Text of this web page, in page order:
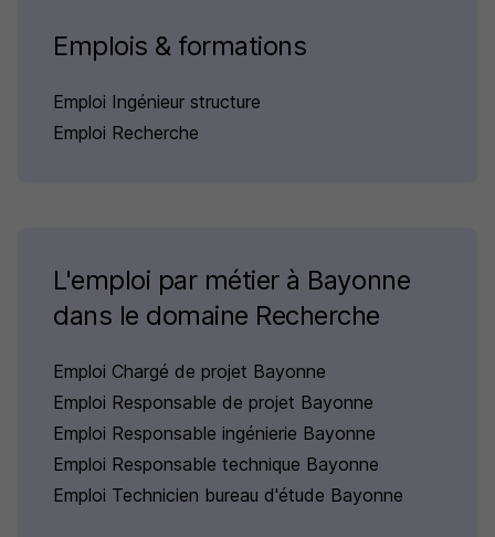
Emplois & formations
Emploi Ingénieur structure
Emploi Recherche
L'emploi par métier à Bayonne
dans le domaine Recherche
Emploi Chargé de projet Bayonne
Emploi Responsable de projet Bayonne
Emploi Responsable ingénierie Bayonne
Emploi Responsable technique Bayonne
Emploi Technicien bureau d'étude Bayonne